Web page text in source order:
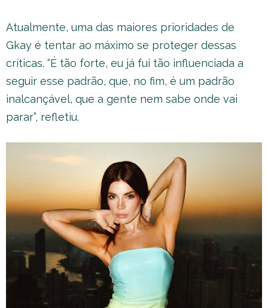
Atualmente, uma das maiores prioridades de
Gkay é tentar ao máximo se proteger dessas
críticas. “É tão forte, eu já fui tão influenciada a
seguir esse padrão, que, no fim, é um padrão
inalcançável, que a gente nem sabe onde vai
parar”, refletiu.